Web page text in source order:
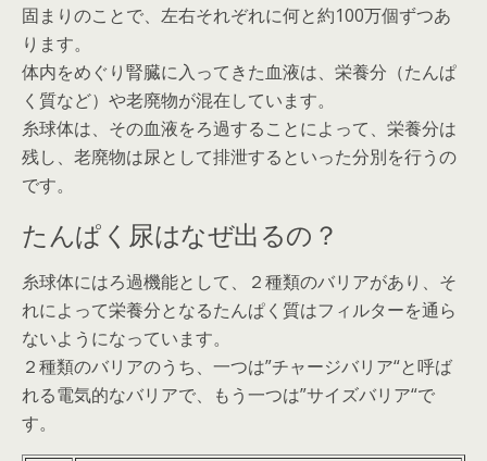
固まりのことで、左右それぞれに何と約100万個ずつあ
ります。
体内をめぐり腎臓に入ってきた血液は、栄養分（たんぱ
く質など）や老廃物が混在しています。
糸球体は、その血液をろ過することによって、栄養分は
残し、老廃物は尿として排泄するといった分別を行うの
です。
たんぱく尿はなぜ出るの？
糸球体にはろ過機能として、２種類のバリアがあり、そ
れによって栄養分となるたんぱく質はフィルターを通ら
ないようになっています。
２種類のバリアのうち、一つは”チャージバリア“と呼ば
れる電気的なバリアで、もう一つは”サイズバリア“で
す。